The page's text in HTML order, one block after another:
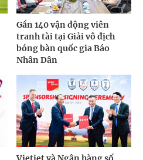
Gần 140 vận động viên
tranh tài tại Giải vô địch
bóng bàn quốc gia Báo
Nhân Dân